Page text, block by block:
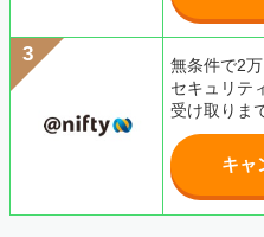
無条件で2
セキュリテ
受け取りま
キャ